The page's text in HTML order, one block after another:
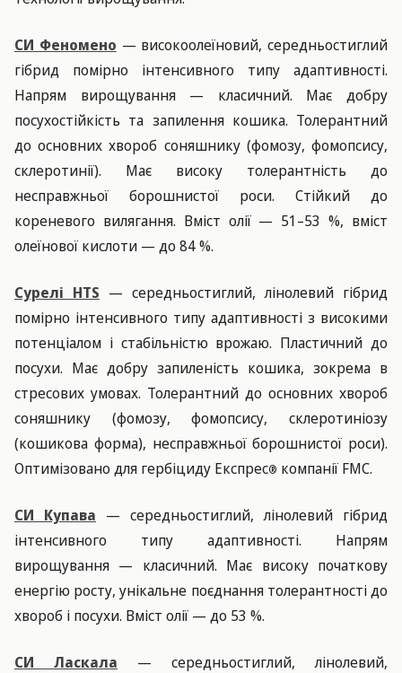
СИ Феномено — високоолеїновий, середньостиглий
гібрид помірно інтенсивного типу адаптивності.
Напрям вирощування — класичний. Має добру
посухостійкість та запилення кошика. Толерантний
до основних хвороб соняшнику (фомозу, фомопсису,
склеротинії). Має високу толерантність до
несправжньої борошнистої роси. Стійкий до
кореневого вилягання. Вміст олії — 51–53 %, вміст
олеїнової кислоти — до 84 %.
Сурелі HTS — середньостиглий, лінолевий гібрид
помірно інтенсивного типу адаптивності з високими
потенціалом і стабільністю врожаю. Пластичний до
посухи. Має добру запиленість кошика, зокрема в
стресових умовах. Толерантний до основних хвороб
соняшнику (фомозу, фомопсису, склеротиніозу
(кошикова форма), несправжньої борошнистої роси).
Оптимізовано для гербіциду Експрес® компанії FMC.
СИ Купава — середньостиглий, лінолевий гібрид
інтенсивного типу адаптивності. Напрям
вирощування — класичний. Має високу початкову
енергію росту, унікальне поєднання толерантності до
хвороб і посухи. Вміст олії — до 53 %.
СИ Ласкала — середньостиглий, лінолевий,